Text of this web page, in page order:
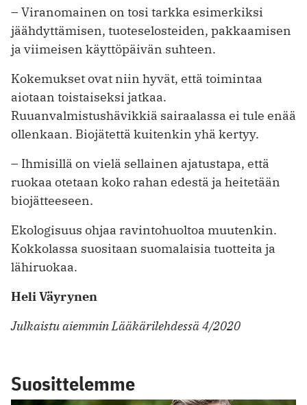
– Viranomainen on tosi tarkka esimerkiksi
jäähdyttämisen, tuoteselosteiden, pakkaamisen
ja viimeisen käyttöpäivän suhteen.
Kokemukset ovat niin hyvät, että toimintaa
aiotaan toistaiseksi jatkaa.
Ruuanvalmistushävikkiä sairaalassa ei tule enää
ollenkaan. Biojätettä kuitenkin yhä kertyy.
– Ihmisillä on vielä sellainen ajatus­tapa, että
ruokaa otetaan koko rahan edestä ja heitetään
biojätteeseen.
Ekologisuus ohjaa ravintohuoltoa muutenkin.
Kokkolassa suositaan suomalaisia tuotteita ja
lähiruokaa.
Heli Väyrynen
Julkaistu aiemmin Lääkärilehdessä 4/2020
Suosittelemme